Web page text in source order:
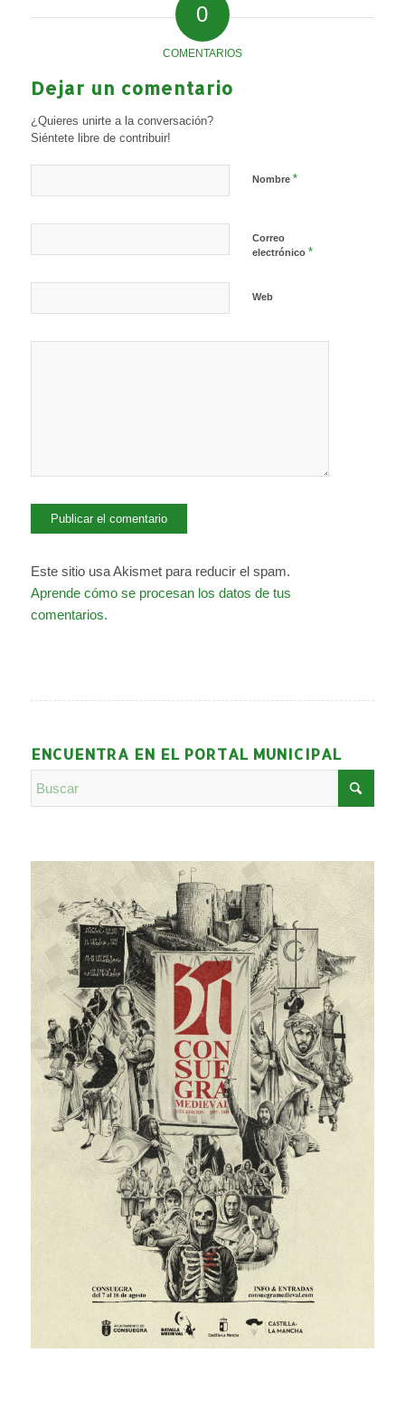
0
COMENTARIOS
Dejar un comentario
¿Quieres unirte a la conversación?
Siéntete libre de contribuir!
Nombre *
Correo
electrónico *
Web
Este sitio usa Akismet para reducir el spam.
Aprende cómo se procesan los datos de tus
comentarios.
ENCUENTRA EN EL PORTAL MUNICIPAL